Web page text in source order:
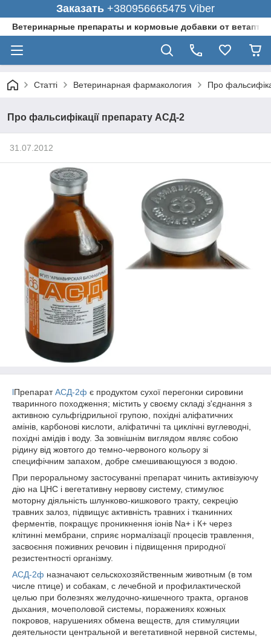
Заказать +380956665475 Viber
Ветеринарные препараты и кормовые добавки от
Статті Ветеринарная фармакология Про
Про фальсифікації препарату АСД-2
31.07.2012
lПрепаратАСД-2ф є продуктом сухої перегонки сировини
тваринного походження; містить у своєму складі з'єднання з
активною сульфгідрильної групою, похідні аліфатичних
амінів, карбонові кислоти, аліфатичні та циклічні вуглеводні,
похідні амідів і воду. За зовнішнім виглядом являє собою
рідину від жовтого до темно-червоного кольору зі
специфічним запахом, добре смешивающуюся з водою.
При пероральному застосуванні препарат чинить активізуючу
дію на ЦНС і вегетативну нервову систему, стимулює
моторну діяльність шлунково-кишкового тракту, секрецію
травних залоз, підвищує активність травних і тканинних
ферментів, покращує проникнення іонів Na+ і К+ через
клітинні мембрани, сприяє нормалізації процесів травлення,
засвоєння поживних речовин і підвищення природної
резистентності організму.
АСД-2ф назначают сельскохозяйственным животным (в том
числе птице) и собакам, с лечебной и профилактической
целью при болезнях желудочно-кишечного тракта, органов
дыхания, мочеполовой системы, поражениях кожных
покровов, нарушениях обмена веществ, для стимуляции
деятельности центральной и вегетативной нервной системы,